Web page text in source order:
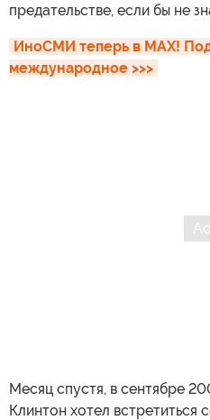
предательстве, если бы не
ИноСМИ теперь в MAX!
международное >>>
Месяц спустя, в сентябре
Клинтон хотел встретиться